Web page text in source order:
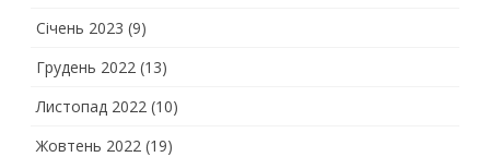
Січень 2023 (9)
Грудень 2022 (13)
Листопад 2022 (10)
Жовтень 2022 (19)